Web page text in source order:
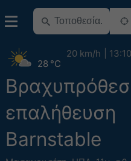
επαλήθευση
Barnstable
28 °C
20 km/h 13:10